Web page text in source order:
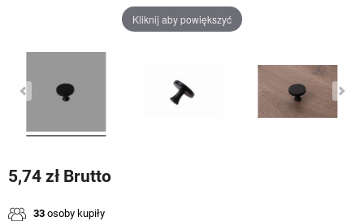
Kliknij aby powiększyć
5,74 zł Brutto
33 osoby kupiły